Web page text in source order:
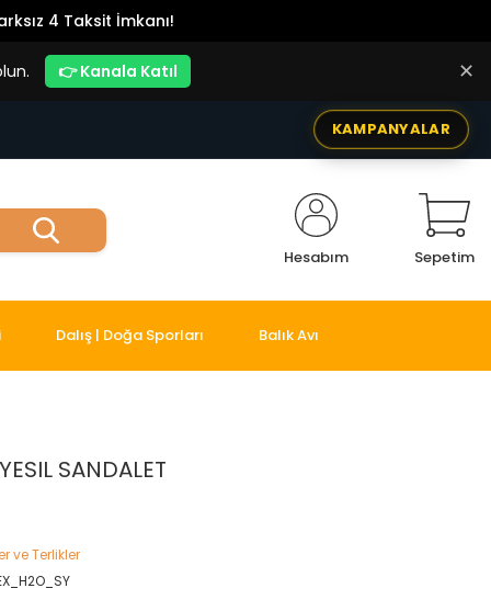
4 Taksit İmkanı!
👉 Kanala Katıl ✕
KAMPANYALAR
Hesabım Sepetim
Dalış | Doğa Sporları Balık Avı
SANDALET
ve Terlikler